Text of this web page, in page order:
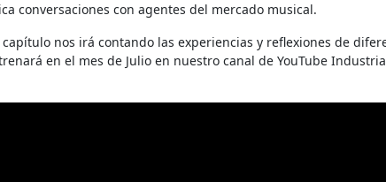
conversaciones con agentes del mercado musical.
nos irá contando las experiencias y reflexiones de
en el mes de Julio en nuestro canal de YouTube Industria